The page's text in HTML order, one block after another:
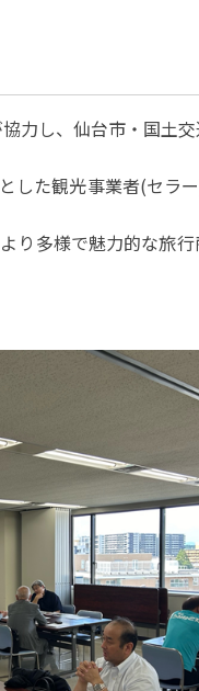
興支援
北陸復興支援活動
東北復興支援活動「
お知らせ・情報
員・旅行業者向けサー
JATANAVI/会員マイペ
JATA会長表彰
資金繰り支援策
補
経験者 (中途) 採用
経営者相談窓口のご紹介
会員の入退会一覧
保存版 旅行統計バック
コロナ禍以前の旅行ト
力し、仙台市・国土
した観光事業者(セラ
り多様で魅力的な旅